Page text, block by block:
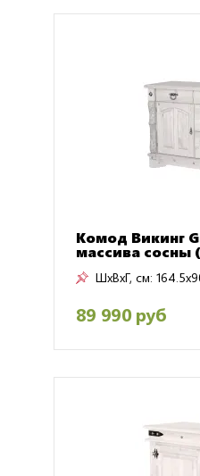
Комод Викинг
массива сосны
ШxВxГ, см:
89 990 руб